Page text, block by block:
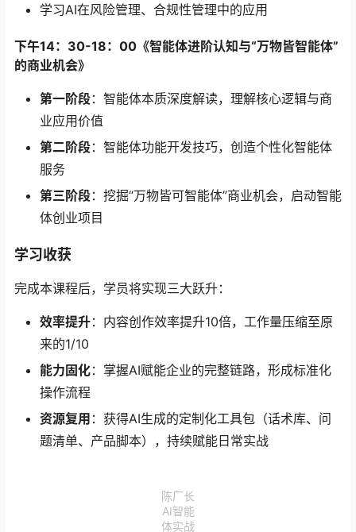
学习AI在风险管理、合规性管理中的应用
下午14：30-18：00《智能体进阶认知与“万物皆智能体”
的商业机会》
第一阶段：智能体本质深度解读，理解核心逻辑与商
业应用价值
第二阶段：智能体功能开发技巧，创造个性化智能体
服务
第三阶段：挖掘“万物皆可智能体”商业机会，启动智能
体创业项目
学习收获
完成本课程后，学员将实现三大跃升：
效率提升：内容创作效率提升10倍，工作量压缩至原
来的1/10
能力固化：掌握AI赋能企业的完整链路，形成标准化
操作流程
资源复用 ：获得AI生成的定制化工具包（话术库、问
题清单、产品脚本），持续赋能日常实战
陈厂长
AI智能
体实战